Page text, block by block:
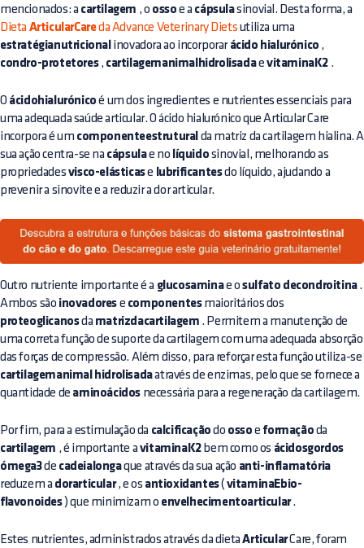
mencionados: a cartilagem , o osso e a cápsulasinovial. Desta forma, a
Dieta ArticularCareda Advance Veterinary Diets utiliza uma
estratégianutricional inovadora ao incorporar ácido hialurónico ,
condro-protetores, cartilagemanimalhidrolisadaevitaminaK2 .
O ácidohialurónico é um dos ingredientes e nutrientes essenciais para
uma adequada saúde articular. O ácido hialurónico que Articular Care
incorpora é um componenteestrutural da matriz da cartilagem hialina. A
sua ação centra-se na cápsulae no líquido sinovial, melhorando as
propriedades visco-elásticase lubrificantesdo líquido, ajudando a
prevenir a sinovite e a reduzir a dor articular.
Outro nutriente importante é a glucosaminae osulfato decondroitina.
Ambos são inovadores e componentesmaioritários dos
proteoglicanosda matrizdacartilagem . Permitem a manutenção de
uma correta função de suporte da cartilagem com uma adequada absorção
das forças de compressão. Além disso, para reforçar esta função utiliza-se
cartilagemanimal hidrolisadaatravés de enzimas, pelo que se fornece a
quantidade de aminoácidos necessária para a regeneração da cartilagem.
Por fim, para a estimulação da calcificação do osso e formação da
cartilagem , é importante a vitaminaK2bem como os ácidosgordos
ómega3de cadeialongaque através da sua ação anti-inflamatória
reduzem a dorarticular, e os antioxidantes( vitaminaEbio-
flavonoides) que minimizam o envelhecimentoarticular.
Estes nutrientes, administrados através da dietaArticularCare, foram